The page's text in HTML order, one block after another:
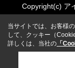
Copyright(c) ア
当サイトでは、お客様
して、クッキー（
詳しくは、当社の 「